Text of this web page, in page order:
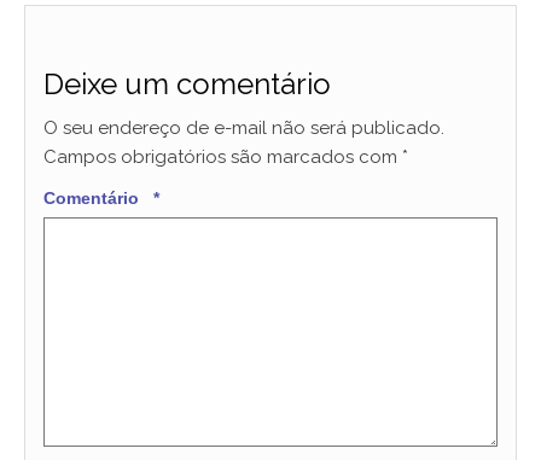
Deixe um comentário
O seu endereço de e-mail não será publicado.
Campos obrigatórios são marcados com *
Comentário*